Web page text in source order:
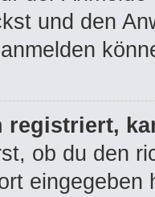
und den
registriert,
ob du den
eingegeben